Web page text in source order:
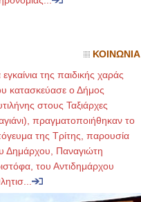
ΚΟΙΝΩΝΙΑ
της παιδικής χαράς
κατασκεύασε ο Δήμος
στους Ταξιάρχες
πραγματοποιήθηκαν το
της Τρίτης, παρουσία
Δημάρχου, Παναγιώτη
του Αντιδημάρχου